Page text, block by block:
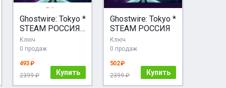
Ghostwire: Tokyo *
STEAM РОССИЯ
АВТОДОСТАВКА
Ключ
0 продаж
493 ₽
2399 ₽
Купить
Ghostwire: Tokyo *
STEAM РОССИЯ
Ключ
0 продаж
502 ₽
2399 ₽
Купить